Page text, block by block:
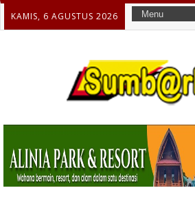
KAMIS, 6 AGUSTUS 2026